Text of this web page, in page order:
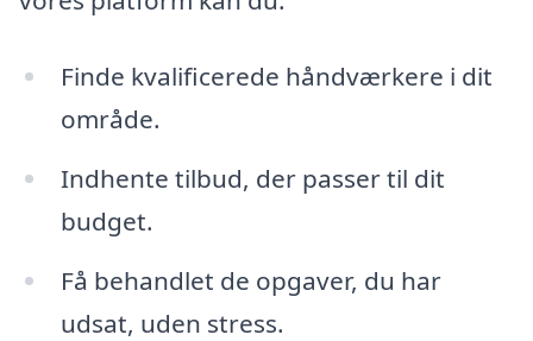
Finde kvalificerede håndværkere i dit
område.
Indhente tilbud, der passer til dit
budget.
Få behandlet de opgaver, du har
udsat, uden stress.